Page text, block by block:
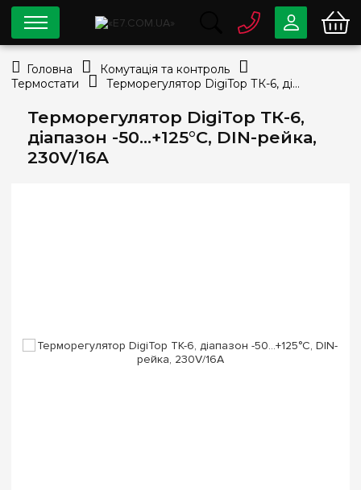
Терморегулятор DigiTop ТК-6,
діапазон -50…+125°С, DIN-рейка,
230V/16А
0 80033-63-07
info@e7.com.ua
044334-79-78
Viber Telegram
Головна
Комутація та контроль
Термостати
Терморегулятор DigiTop ТК-6, діапазон -50…+125°С, DIN-рейка, 230V/16А